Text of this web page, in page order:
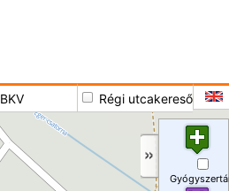
BKV Régi utcakereső